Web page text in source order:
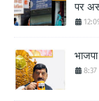
पर
8:37